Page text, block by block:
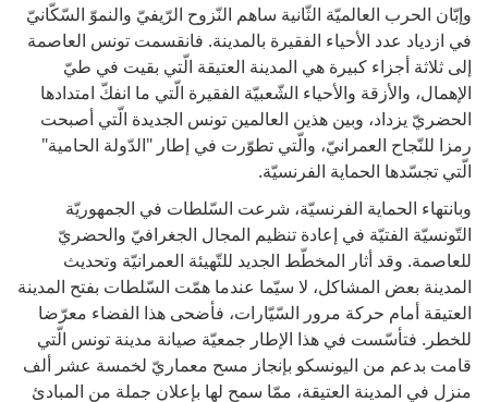
وإبّان الحرب العالميّة الثّانية ساهم النّزوح الرّيفيّ والنموّ السّكّانيّ
في ازدياد عدد الأحياء الفقيرة بالمدينة. فانقسمت تونس العاصمة
إلى ثلاثة أجزاء كبيرة هي المدينة العتيقة الّتي بقيت في طيّ
الإهمال، والأزقة والأحياء الشّعبيّة الفقيرة الّتي ما انفكّ امتدادها
الحضريّ يزداد، وبين هذين العالمين تونس الجديدة الّتي أصبحت
رمزا للنّجاح العمرانيّ، والّتي تطوّرت في إطار "الدّولة الحامية"
الّتي تجسّدها الحماية الفرنسيّة.
وبانتهاء الحماية الفرنسيّة، شرعت السّلطات في الجمهوريّة
التّونسيّة الفتيّة في إعادة تنظيم المجال الجغرافيّ والحضريّ
للعاصمة. وقد أثار المخطّط الجديد للتّهيئة العمرانيّة وتحديث
المدينة بعض المشاكل، لا سيّما عندما همّت السّلطات بفتح المدينة
العتيقة أمام حركة مرور السّيّارات، فأضحى هذا الفضاء معرّضا
للخطر. فتأسّست في هذا الإطار جمعيّة صيانة مدينة تونس الّتي
قامت بدعم من اليونسكو بإنجاز مسح معماريّ لخمسة عشر ألف
منزل في المدينة العتيقة، ممّا سمح لها بإعلان جملة من المبادئ